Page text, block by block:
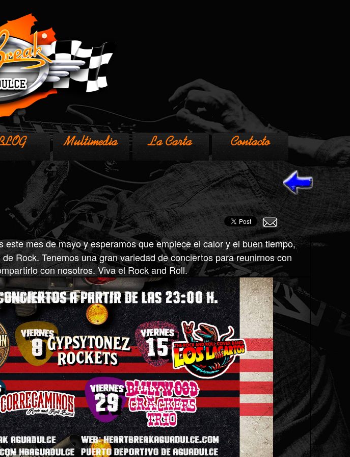
Multimedia La Carta Contacto
este mes de mayo y esperamos que empiece el calor y el buen tiempo,
Rock. Tenemos una gran variedad de conciertos para reunirnos con
con nosotros. Viva el Rock and Roll.